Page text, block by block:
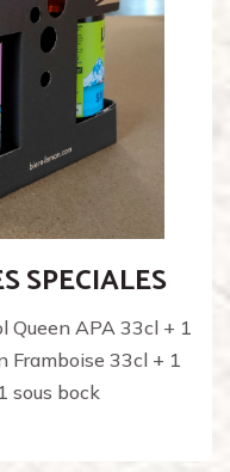
SPECIALES
Queen APA 33cl + 1
Framboise 33cl + 1
sous bock